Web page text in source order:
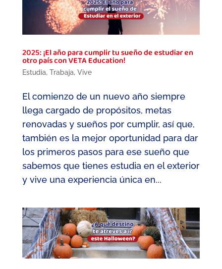
2025: ¡El año para cumplir tu sueño de estudiar en
otro país con VETA Education!
Estudia, Trabaja, Vive
El comienzo de un nuevo año siempre
llega cargado de propósitos, metas
renovadas y sueños por cumplir, así que,
también es la mejor oportunidad para dar
los primeros pasos para ese sueño que
sabemos que tienes estudia en el exterior
y vive una experiencia única en...